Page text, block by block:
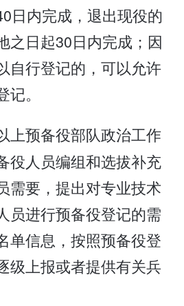
日内完成，退出现役的
之日起30日内完成；因
自行登记的，可以允许
。
上预备役部队政治工作
役人员编组和选拔补充
需要，提出对专业技术
员进行预备役登记的需
单信息，按照预备役登
级上报或者提供有关兵